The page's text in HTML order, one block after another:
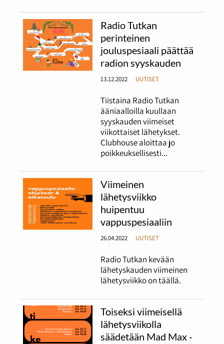
Radio Tutkan
perinteinen
jouluspesiaali päättää
radion syyskauden
13.12.2022 UUTISET
Tiistaina Radio Tutkan
ääniaalloilla kuullaan
syyskauden viimeiset
viikottaiset lähetykset.
Clubhouse aloittaa jo
poikkeuksellisesti...
Viimeinen
lähetysviikko
huipentuu
vappuspesiaaliin
26.04.2022 UUTISET
Radio Tutkan kevään
lähetyskauden viimeinen
lähetysviikko on täällä.
Toiseksi viimeisellä
lähetysviikolla
säädetään Mad Max -